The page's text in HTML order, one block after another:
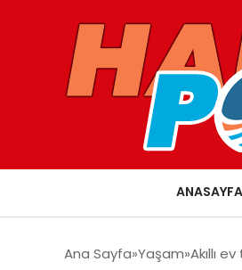
ANASAYFA
Ana Sayfa Yaşam Akıllı